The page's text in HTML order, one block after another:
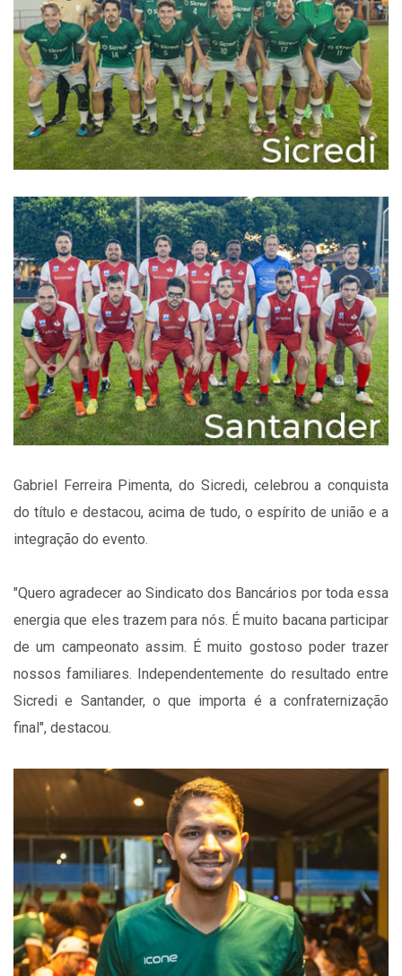
Gabriel Ferreira Pimenta, do Sicredi, celebrou a conquista
do título e destacou, acima de tudo, o espírito de união e a
integração do evento.
"Quero agradecer ao Sindicato dos Bancários por toda essa
energia que eles trazem para nós. É muito bacana participar
de um campeonato assim. É muito gostoso poder trazer
nossos familiares. Independentemente do resultado entre
Sicredi e Santander, o que importa é a confraternização
final", destacou.